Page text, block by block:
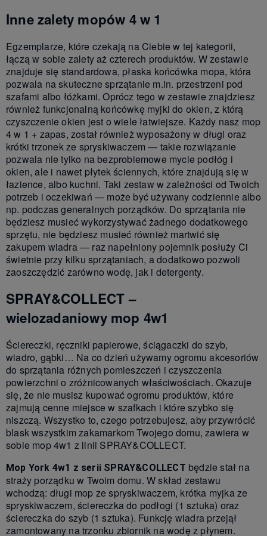
Inne zalety mopów 4 w 1
Egzemplarze, które czekają na Ciebie w tej kategorii,
łączą w sobie zalety aż czterech produktów. W zestawie
znajduje się standardowa, płaska końcówka mopa, która
pozwala na skuteczne sprzątanie m.in. przestrzeni pod
szafami albo łóżkami. Oprócz tego w zestawie znajdziesz
również funkcjonalną końcówkę myjki do okien, z którą
czyszczenie okien jest o wiele łatwiejsze. Każdy nasz mop
4 w 1 + zapas, został również wyposażony w długi oraz
krótki trzonek ze spryskiwaczem — takie rozwiązanie
pozwala nie tylko na bezproblemowe mycie podłóg i
okien, ale i nawet płytek ściennych, które znajdują się w
łazience, albo kuchni. Taki zestaw w zależności od Twoich
potrzeb i oczekiwań — może być używany codziennie albo
np. podczas generalnych porządków. Do sprzątania nie
będziesz musieć wykorzystywać żadnego dodatkowego
sprzętu, nie będziesz musieć również martwić się
zakupem wiadra — raz napełniony pojemnik posłuży Ci
świetnie przy kilku sprzątaniach, a dodatkowo pozwoli
zaoszczędzić zarówno wodę, jak i detergenty.
SPRAY&COLLECT –
wielozadaniowy mop 4w1
Ściereczki, ręczniki papierowe, ściągaczki do szyb,
wiadro, gąbki… Na co dzień używamy ogromu akcesoriów
do sprzątania różnych pomieszczeń i czyszczenia
powierzchni o zróżnicowanych właściwościach. Okazuje
się, że nie musisz kupować ogromu produktów, które
zajmują cenne miejsce w szafkach i które szybko się
niszczą. Wszystko to, czego potrzebujesz, aby przywrócić
blask wszystkim zakamarkom Twojego domu, zawiera w
sobie mop 4w1 z linii SPRAY&COLLECT.
Mop York 4w1 z serii SPRAY&COLLECT będzie stał na
straży porządku w Twoim domu. W skład zestawu
wchodzą: długi mop ze spryskiwaczem, krótka myjka ze
spryskiwaczem, ściereczka do podłogi (1 sztuka) oraz
ściereczka do szyb (1 sztuka). Funkcję wiadra przejął
zamontowany na trzonku zbiornik na wodę z płynem.